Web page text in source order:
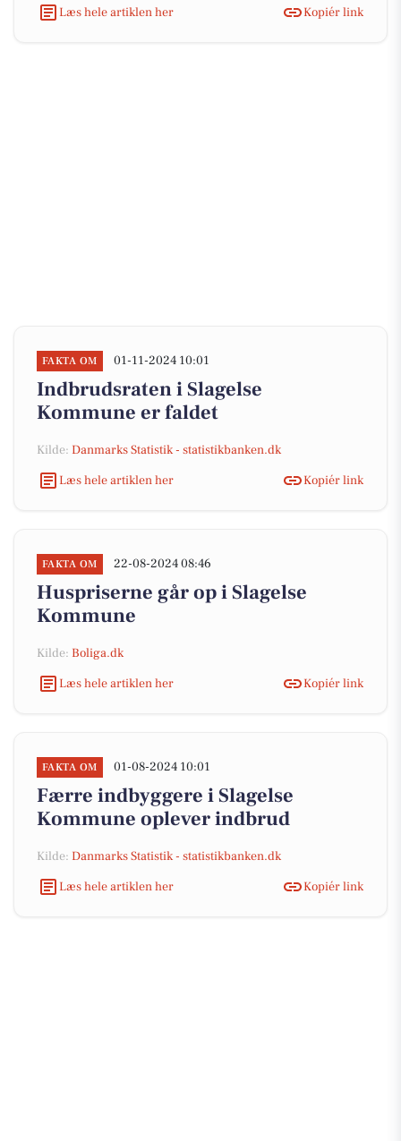
Læs hele artiklen her Kopiér link
FAKTA OM 01-11-2024 10:01
Indbrudsraten i Slagelse
Kommune er faldet
Kilde: Danmarks Statistik - statistikbanken.dk
Læs hele artiklen her
Kopiér link
FAKTA OM 22-08-2024 08:46
Huspriserne går op i Slagelse
Kommune
Kilde: Boliga.dk
Læs hele artiklen her
Kopiér link
FAKTA OM 01-08-2024 10:01
Færre indbyggere i Slagelse
Kommune oplever indbrud
Kilde: Danmarks Statistik - statistikbanken.dk
Læs hele artiklen her
Kopiér link